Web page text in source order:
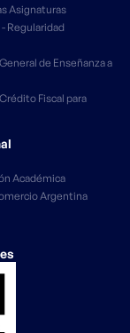
Asignaturas
Regularidad
de Enseñanza a
Fiscal para
Académica
Argentina